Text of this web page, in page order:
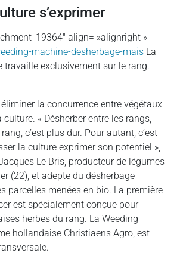
s’exprimer
align= »alignright »
La
travaille exclusivement sur le rang.
la concurrence entre végétaux
« Désherber entre les rangs,
c’est plus dur. Pour autant, c’est
la culture exprimer son potentiel »,
Le Bris, producteur de légumes
(22), et adepte du désherbage
parcelles menées en bio. La première
est spécialement conçue pour
herbes du rang. La Weeding
hollandaise Christiaens Agro, est